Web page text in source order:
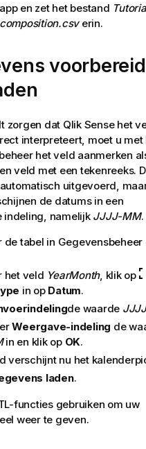
en zet het bestand
erin.
zorgen dat Qlik Sensehet
interpreteert, moet u met
het veld aanmerken
veld met een tekenreeks.
uitgevoerd,
de datums in een
indeling, namelijk JJJJ-MM.
de tabel in Gegevensbeheer
het veld YearMonth, klik op
in op Datum.
de waarde
Weergave-indeling de
in en klik op OK.
verschijnt nu het
laden.
functies gebruiken om uw
weer te geven.